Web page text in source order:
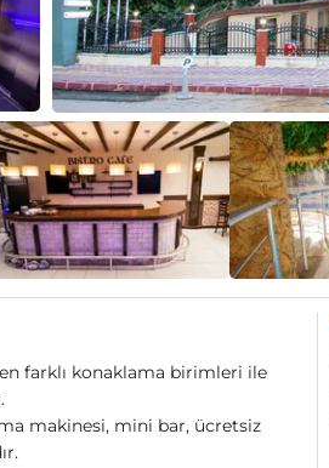
farklı konaklama birimleri ile
makinesi, mini bar, ücretsiz